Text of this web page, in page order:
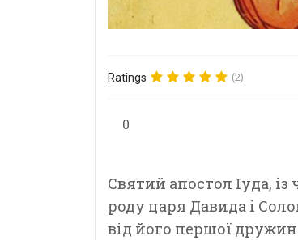
Ratings (2)
0
Святий апостол Іуда,
роду царя Давида і
від його першої